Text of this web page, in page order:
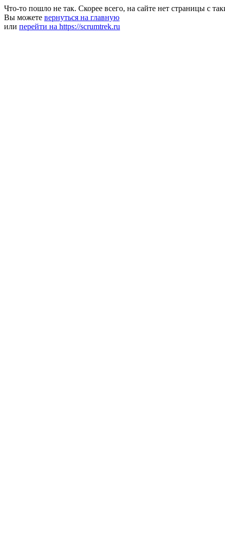
Что-то пошло не так. Скорее всего, на сайте нет страницы с
Вы можете вернуться на главную
или перейти на https://scrumtrek.ru